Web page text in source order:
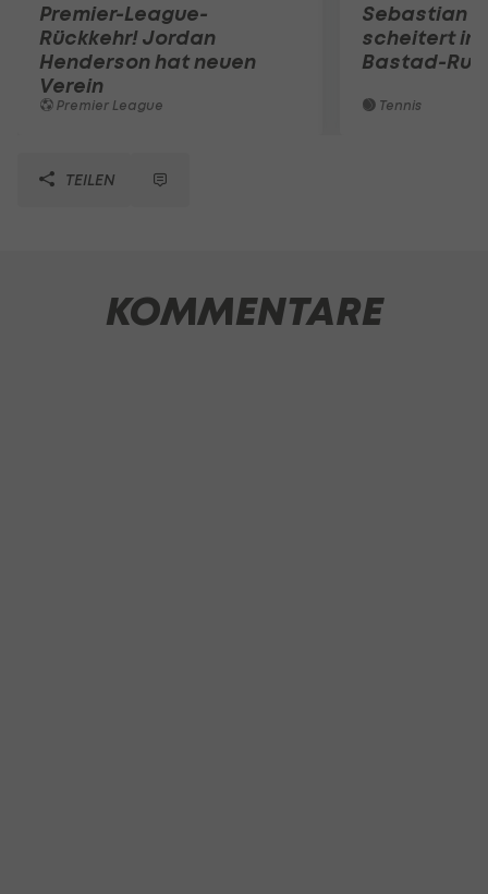
Premier-League-
Rückkehr! Jordan
Henderson hat neuen
Verein
Premier League
Sebastian
scheitert in
Bastad-
Tennis
TEILEN
KOMMENTARE